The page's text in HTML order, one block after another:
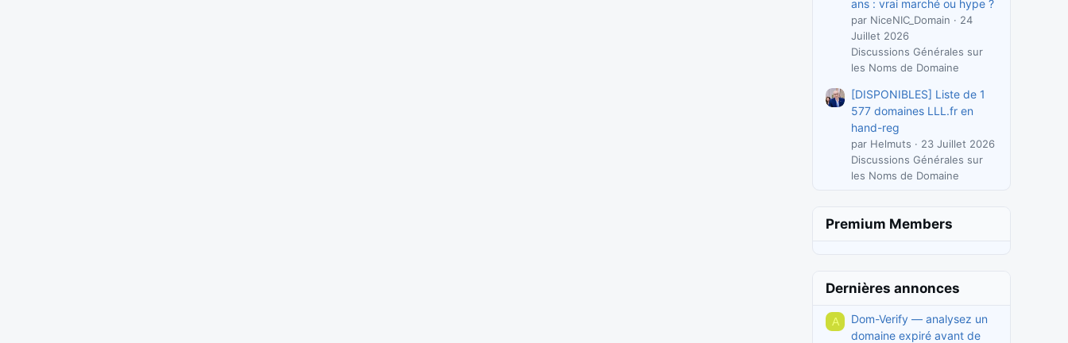
ans : vrai marché ou hype ?
par NiceNIC_Domain
24
Juillet 2026
Discussions Générales sur
les Noms de Domaine
[DISPONIBLES] Liste de 1
577 domaines LLL.fr en
hand-reg
par Helmuts
23 Juillet 2026
Discussions Générales sur
les Noms de Domaine
Premium Members
Dernières annonces
A
Dom-Verify — analysez un
domaine expiré avant de